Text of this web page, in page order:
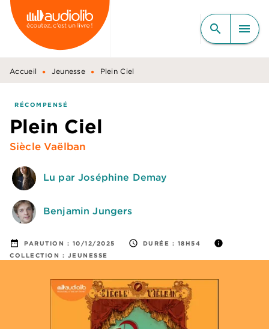
MENU RECHERCHE
CONTENU
PIED DE PAGE
search menu
Accueil • Jeunesse • Plein Ciel
RÉCOMPENSÉ
Plein Ciel
Siècle Vaëlban
Lu par Joséphine Demay
Benjamin Jungers
date_range PARUTION : 10/12/2025 access_time DURÉE : 18H54 info
COLLECTION : JEUNESSE